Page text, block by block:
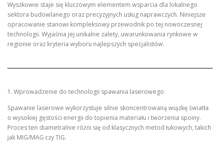
Wyszkowie staje się kluczowym elementem wsparcia dla lokalnego
sektora budowlanego oraz precyzyjnych usług naprawczych. Niniejsze
opracowanie stanowi kompleksowy przewodnik po tej nowoczesnej
technologii. Wyjaśnia jej unikalne zalety, uwarunkowania rynkowe w
regionie oraz kryteria wyboru najlepszych specjalistów.
1. Wprowadzenie do technologii spawania laserowego
Spawanie laserowe wykorzystuje silnie skoncentrowaną wiązkę światła
o wysokiej gęstości energii do topienia materiału i tworzenia spoiny.
Proces ten diametralnie różni się od klasycznych metod łukowych, takich
jak MIG/MAG czy TIG.